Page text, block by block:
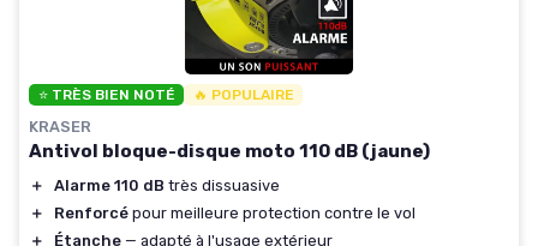
⭐ TRÈS BIEN NOTÉ 🔥 POPULAIRE
KRASER
Antivol bloque-disque moto 110 dB (jaune)
＋ Alarme 110 dB très dissuasive
＋
Renforcé pour meilleure protection contre le vol
＋
Étanche — adapté à l'usage extérieur